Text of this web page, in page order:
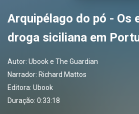
Arquipélago do pó - Os
droga siciliana em
Autor: Ubook e The Guardian
Narrador: Richard Mattos
Editora: Ubook
Duração: 0:33:18